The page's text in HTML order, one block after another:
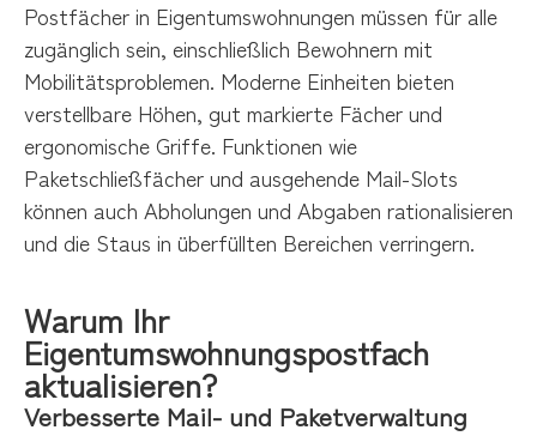
Postfächer in Eigentumswohnungen müssen für alle
zugänglich sein, einschließlich Bewohnern mit
Mobilitätsproblemen. Moderne Einheiten bieten
verstellbare Höhen, gut markierte Fächer und
ergonomische Griffe. Funktionen wie
Paketschließfächer und ausgehende Mail-Slots
können auch Abholungen und Abgaben rationalisieren
und die Staus in überfüllten Bereichen verringern.
Warum Ihr
Eigentumswohnungspostfach
aktualisieren?
Verbesserte Mail- und Paketverwaltung